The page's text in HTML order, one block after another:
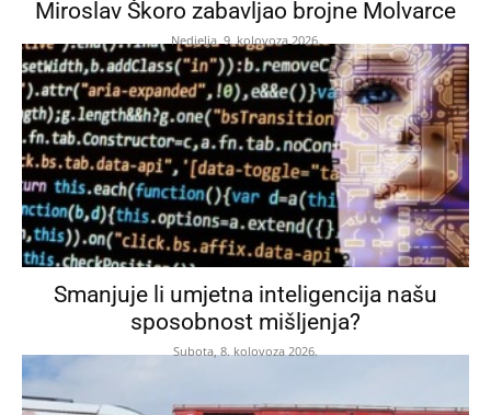
Miroslav Škoro zabavljao brojne Molvarce
Nedjelja, 9. kolovoza 2026.
Smanjuje li umjetna inteligencija našu
sposobnost mišljenja?
Subota, 8. kolovoza 2026.